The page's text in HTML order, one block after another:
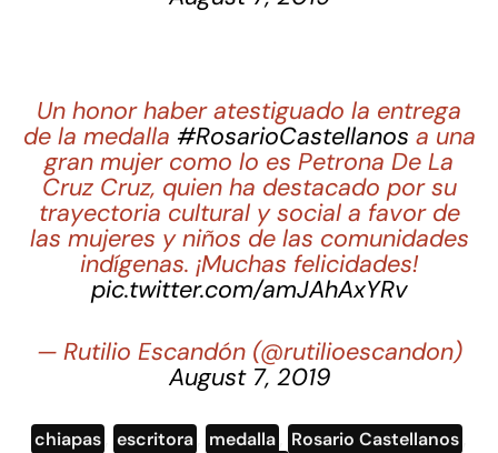
Un honor haber atestiguado la entrega
de la medalla #RosarioCastellanos a una
gran mujer como lo es Petrona De La
Cruz Cruz, quien ha destacado por su
trayectoria cultural y social a favor de
las mujeres y niños de las comunidades
indígenas. ¡Muchas felicidades!
pic.twitter.com/amJAhAxYRv
— Rutilio Escandón (@rutilioescandon)
August 7, 2019
chiapas escritora medalla Rosario Castellanos